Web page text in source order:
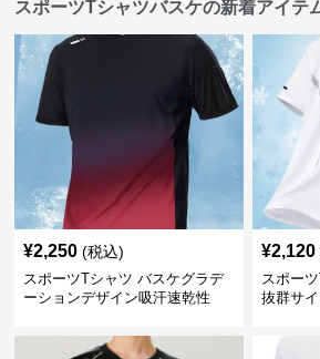
スポーツTシャツバスケの新着アイテ
¥2,250 (税込)
スポーツTシャツ バスケグラデ
ーションデザイン吸汗速乾性
¥2,120
スポー
抜群サ